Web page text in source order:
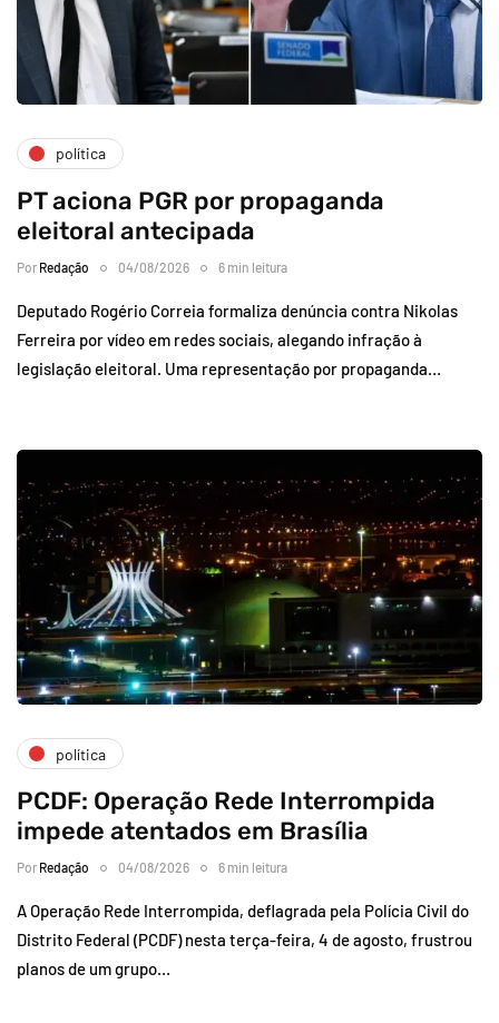
política
PT aciona PGR por propaganda
eleitoral antecipada
Por Redação 04/08/2026 6 min leitura
Deputado Rogério Correia formaliza denúncia contra Nikolas
Ferreira por vídeo em redes sociais, alegando infração à
legislação eleitoral. Uma representação por propaganda…
política
PCDF: Operação Rede Interrompida
impede atentados em Brasília
Por Redação 04/08/2026 6 min leitura
A Operação Rede Interrompida, deflagrada pela Polícia Civil do
Distrito Federal (PCDF) nesta terça-feira, 4 de agosto, frustrou
planos de um grupo…